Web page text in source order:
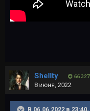
Shellty 66 327
8 июня, 2022
В 06.06.2022 в 23:40,